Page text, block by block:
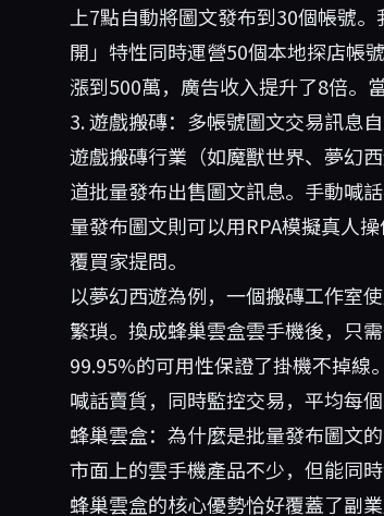
上7點自動將圖文發布到30個帳號
開」特性同時運營50個本地探店帳
漲到500萬，廣告收入提升了8倍。
3. 遊戲搬磚：多帳號圖文交易訊息
遊戲搬磚行業（如魔獸世界、夢幻
道批量發布出售圖文訊息。手動喊
量發布圖文則可以用RPA模擬真人
覆買家提問。
以夢幻西遊為例，一個搬磚工作室
繁瑣。換成蜂巢雲盒雲手機後，只
99.95%的可用性保證了掛機不掉線
喊話賣貨，同時監控交易，平均每
蜂巢雲盒：為什麼是批量發布圖文的
市面上的雲手機產品不少，但能同
蜂巢雲盒的核心優勢恰好覆蓋了副業